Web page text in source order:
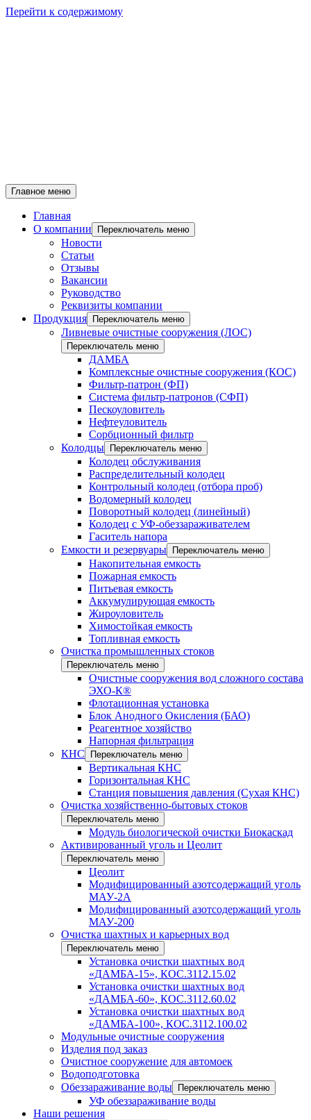
Перейти к содержимому
Главное меню
Главная
О компании
Переключатель меню
Новости
Статьи
Отзывы
Вакансии
Руководство
Реквизиты компании
Продукция
Переключатель меню
Ливневые очистные сооружения (ЛОС)
Переключатель меню
ДАМБА
Комплексные очистные сооружения (КОС)
Фильтр-патрон (ФП)
Система фильтр-патронов (СФП)
Пескоуловитель
Нефтеуловитель
Сорбционный фильтр
Колодцы
Переключатель меню
Колодец обслуживания
Распределительный колодец
Контрольный колодец (отбора проб)
Водомерный колодец
Поворотный колодец (линейный)
Колодец с УФ-обеззараживателем
Гаситель напора
Емкости и резервуары
Переключатель меню
Накопительная емкость
Пожарная емкость
Питьевая емкость
Аккумулирующая емкость
Жироуловитель
Химостойкая емкость
Топливная емкость
Очистка промышленных стоков
Переключатель меню
Очистные сооружения вод сложного состава
ЭХО-К®
Флотационная установка
Блок Анодного Окисления (БАО)
Реагентное хозяйство
Напорная фильтрация
КНС
Переключатель меню
Вертикальная КНС
Горизонтальная КНС
Станция повышения давления (Сухая КНС)
Очистка хозяйственно-бытовых стоков
Переключатель меню
Модуль биологической очистки Биокаскад
Активированный уголь и Цеолит
Переключатель меню
Цеолит
Модифицированный азотсодержащий уголь
МАУ-2А
Модифицированный азотсодержащий уголь
МАУ-200
Очистка шахтных и карьерных вод
Переключатель меню
Установка очистки шахтных вод
«ДАМБА-15», КОС.3112.15.02
Установка очистки шахтных вод
«ДАМБА-60», КОС.3112.60.02
Установка очистки шахтных вод
«ДАМБА-100», КОС.3112.100.02
Модульные очистные сооружения
Изделия под заказ
Очистное сооружение для автомоек
Водоподготовка
Обеззараживание воды
Переключатель меню
УФ обеззараживание воды
Наши решения